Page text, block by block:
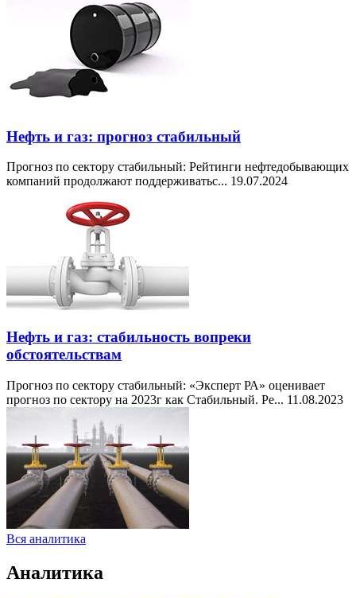
Нефть и газ: прогноз стабильный
Прогноз по сектору стабильный: Рейтинги нефтедобывающих
компаний продолжают поддерживатьс... 19.07.2024
Нефть и газ: стабильность вопреки
обстоятельствам
Прогноз по сектору стабильный: «Эксперт РА» оценивает
прогноз по сектору на 2023г как Стабильный. Ре... 11.08.2023
Вся аналитика
Аналитика